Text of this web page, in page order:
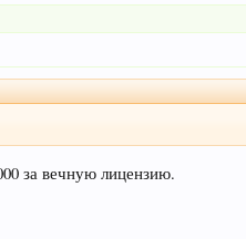
за вечную лицензию.